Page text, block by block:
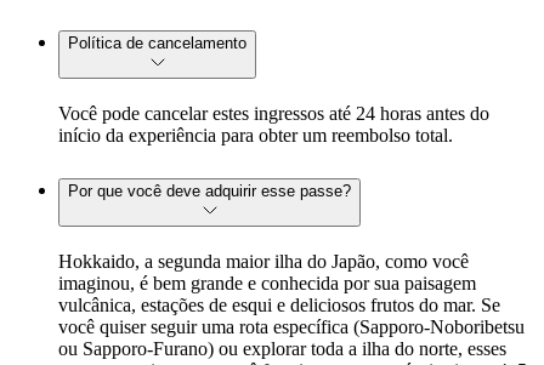
Política de cancelamento
Você pode cancelar estes ingressos até 24 horas antes do
início da experiência para obter um reembolso total.
Por que você deve adquirir esse passe?
Hokkaido, a segunda maior ilha do Japão, como você
imaginou, é bem grande e conhecida por sua paisagem
vulcânica, estações de esqui e deliciosos frutos do mar. Se
você quiser seguir uma rota específica (Sapporo-Noboribetsu
ou Sapporo-Furano) ou explorar toda a ilha do norte, esses